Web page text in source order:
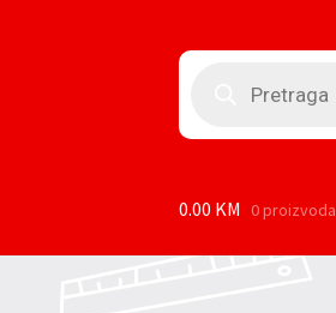
0.00 KM 0 proizvoda